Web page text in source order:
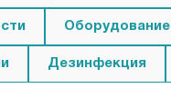
Оборудование
Дезинфекция